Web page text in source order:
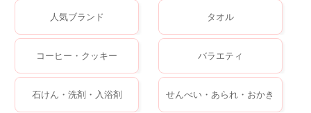
人気ブランド タオル
コーヒー・クッキー バラエティ
石けん・洗剤・入浴剤 せんべい・あられ・おかき